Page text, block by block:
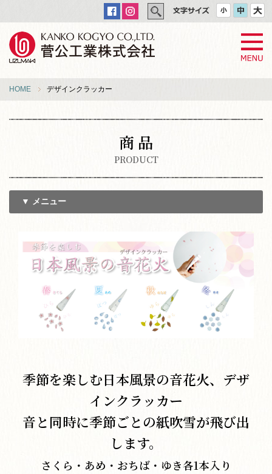
HOME デザインクラッカー
商 品
PRODUCT
▼ メニュー
季節を楽しむ日本風景の音花火、デザ
インクラッカー
音と同時に季節ごとの紙吹雪が飛び出
します。
さくら・あめ・おちば・ゆき各1本入り